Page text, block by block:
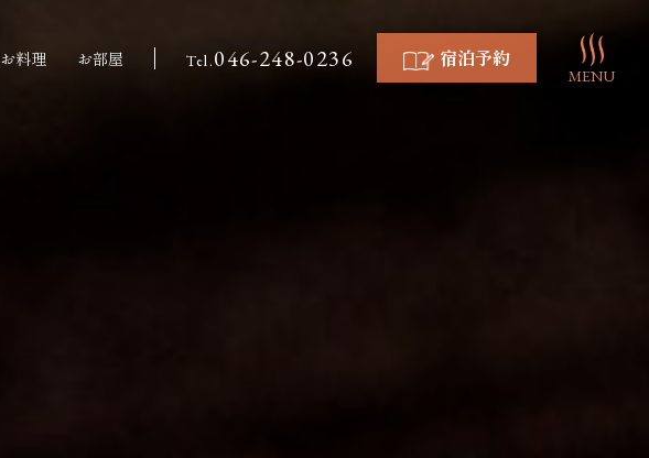
お料理 お部屋 Tel.046-248-0236 宿泊予約
MENU